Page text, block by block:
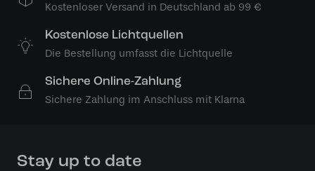
Kostenloser Versand in Deutschland ab 99 €
Kostenlose Lichtquellen
Die Bestellung umfasst die Lichtquelle
Sichere Online-Zahlung
Sichere Zahlung im Anschluss mit Klarna
Stay up to date